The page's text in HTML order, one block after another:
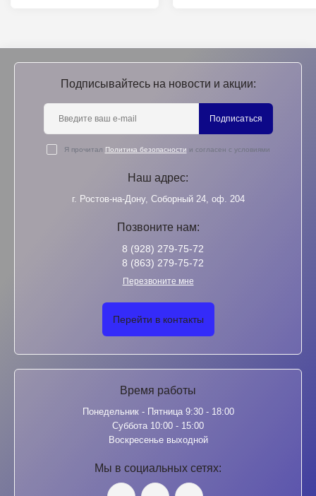
Подписывайтесь на новости и акции:
Подписаться
Я прочитал Политика безопасности и согласен с условиями
Наш адрес:
г. Ростов-на-Дону, Соборный 24, оф. 204
Позвоните нам:
8 (928) 279-75-72
8 (863) 279-75-72
Перезвоните мне
Перейти в контакты
Время работы
Понедельник - Пятница 9:30 - 18:00
Суббота 10:00 - 15:00
Воскресенье выходной
Мы в социальных сетях: